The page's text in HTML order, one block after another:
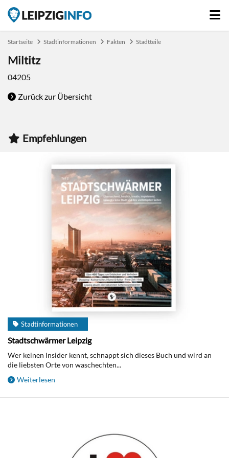
Startseite Stadtinformationen Fakten Stadtteile
Miltitz
04205
Zurück zur Übersicht
Empfehlungen
Stadtinformationen
Stadtschwärmer Leipzig
Wer keinen Insider kennt, schnappt sich dieses Buch und wird an
die liebsten Orte von waschechten...
Weiterlesen